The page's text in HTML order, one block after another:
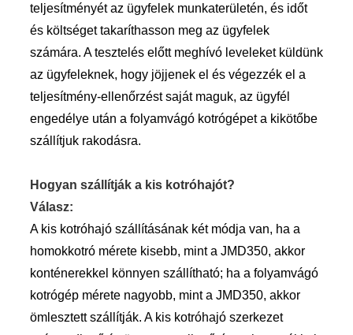
teljesítményét az ügyfelek munkaterületén, és időt
és költséget takaríthasson meg az ügyfelek
számára. A tesztelés előtt meghívó leveleket küldünk
az ügyfeleknek, hogy jöjjenek el és végezzék el a
teljesítmény-ellenőrzést saját maguk, az ügyfél
engedélye után a folyamvágó kotrógépet a kikötőbe
szállítjuk rakodásra.
Hogyan szállítják a kis kotróhajót?
Válasz:
A kis kotróhajó szállításának két módja van, ha a
homokkotró mérete kisebb, mint a JMD350, akkor
konténerekkel könnyen szállítható; ha a folyamvágó
kotrógép mérete nagyobb, mint a JMD350, akkor
ömlesztett szállítják. A kis kotróhajó szerkezet